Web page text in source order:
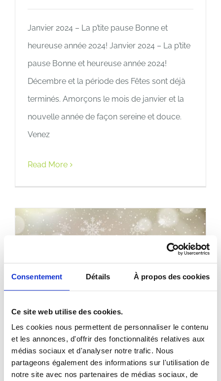
Consentement Détails À propos des cookies
Ce site web utilise des cookies.
Les cookies nous permettent de personnaliser le contenu
et les annonces, d'offrir des fonctionnalités relatives aux
médias sociaux et d'analyser notre trafic. Nous
partageons également des informations sur l'utilisation de
notre site avec nos partenaires de médias sociaux, de
Janvier 2024 – La p’tite pause Bonne et
heureuse année 2024! Janvier 2024 – La p’tite
pause Bonne et heureuse année 2024!
Décembre et la période des Fêtes sont déjà
terminés. Amorçons le mois de janvier et la
nouvelle année de façon sereine et douce.
Venez
Read More
Décembre 2023 – La
p’tite pause